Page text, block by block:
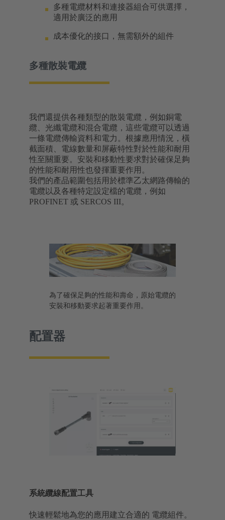
多種電纜材料和連接器組合可供選擇，
適用於廣泛的應用
成本優化的接口，無需額外的組件
多種散裝電纜
我們還提供各種類型的散裝電纜，例如銅電
纜、光纖電纜和混合電纜，這些電纜可以透過
一條電纜傳輸資料和電力。根據應用情況，橫
截面積、電線數量和屏蔽特性對於性能和耐用
性至關重要。安裝和移動性要求對於確保足夠
的性能和耐用性也發揮重要作用。
我們的產品範圍包括用於標準乙太網路傳輸的
電纜以及各種特定設定檔的電纜，例如
PROFINET 或 SERCOS III。
為了確保足夠的性能和壽命，原始電纜的
安裝和移動要求起著重要作用。
配置器
系統纜線配置工具
快速輕鬆地為您的應用建立合適的 電纜組件。